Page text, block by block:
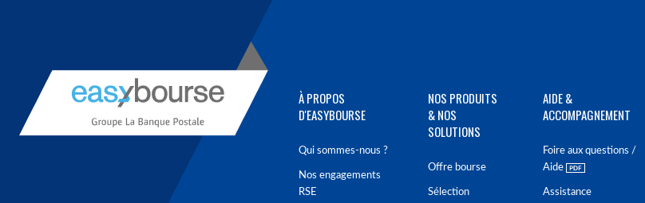
À PROPOS
D'EASYBOURSE
Qui sommes-nous ?
Nos engagements
RSE
NOS PRODUITS
& NOS
SOLUTIONS
Offre bourse
Sélection
AIDE &
ACCOMPAGNEMENT
Foire aux questions /
Aide
Assistance